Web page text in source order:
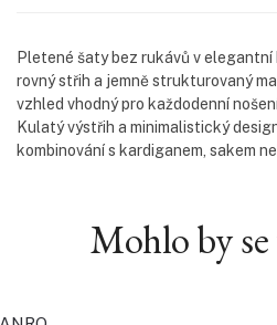
Pletené šaty bez rukávů v elegantní
rovný střih a jemně strukturovaný
vzhled vhodný pro každodenní
Kulatý výstřih a minimalistický
kombinování s kardiganem, sakem
Mohlo by